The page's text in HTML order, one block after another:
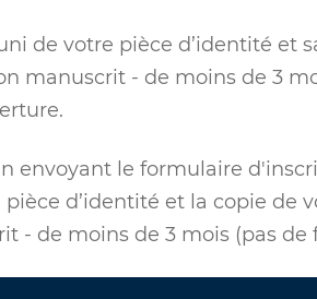
de votre pièce d’identité et
manuscrit - de moins de 3
envoyant le formulaire
pièce d’identité et la copie
- de moins de 3 mois (pas de